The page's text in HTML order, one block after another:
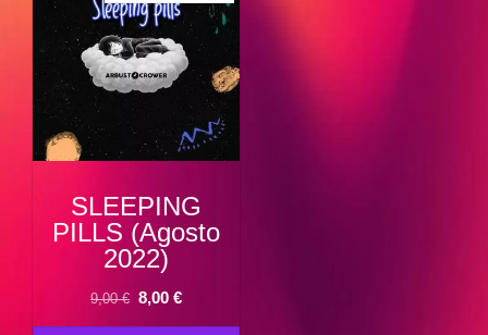
SLEEPING
PILLS (Agosto
2022)
9,00€ El
8,00€El